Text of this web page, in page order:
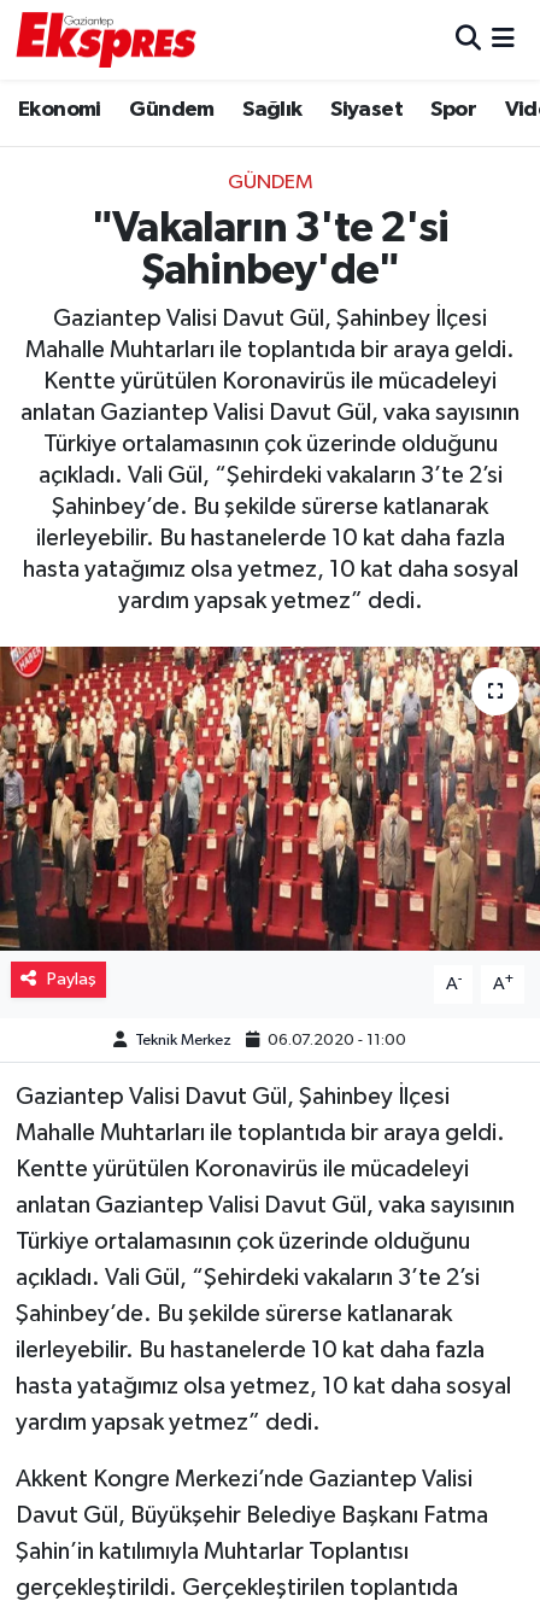
Ekonomi Gündem Sağlık Siyaset Spor
GÜNDEM
"Vakaların 3'te 2'si
Şahinbey'de"
Gaziantep Valisi Davut Gül, Şahinbey İlçesi
Mahalle Muhtarları ile toplantıda bir araya geldi.
Kentte yürütülen Koronavirüs ile mücadeleyi
anlatan Gaziantep Valisi Davut Gül, vaka sayısının
Türkiye ortalamasının çok üzerinde olduğunu
açıkladı. Vali Gül, “Şehirdeki vakaların 3’te 2’si
Şahinbey’de. Bu şekilde sürerse katlanarak
ilerleyebilir. Bu hastanelerde 10 kat daha fazla
hasta yatağımız olsa yetmez, 10 kat daha sosyal
yardım yapsak yetmez” dedi.
Paylaş A- A+
Teknik Merkez 06.07.2020 - 11:00
Gaziantep Valisi Davut Gül, Şahinbey İlçesi
Mahalle Muhtarları ile toplantıda bir araya geldi.
Kentte yürütülen Koronavirüs ile mücadeleyi
anlatan Gaziantep Valisi Davut Gül, vaka sayısının
Türkiye ortalamasının çok üzerinde olduğunu
açıkladı. Vali Gül, “Şehirdeki vakaların 3’te 2’si
Şahinbey’de. Bu şekilde sürerse katlanarak
ilerleyebilir. Bu hastanelerde 10 kat daha fazla
hasta yatağımız olsa yetmez, 10 kat daha sosyal
yardım yapsak yetmez” dedi.
Akkent Kongre Merkezi’nde Gaziantep Valisi
Davut Gül, Büyükşehir Belediye Başkanı Fatma
Şahin’in katılımıyla Muhtarlar Toplantısı
gerçekleştirildi. Gerçekleştirilen toplantıda
Ekonomi
Gaziantep son dakika
Gündem
Haberler
Kültür Sanat
Magazin
Müzik
Piyasa
Resmi İlanlar
Sağlık
Sinemalar
Siyaset
Spor
Video Haber
Yaşam
Yeme-İçme
Yemek
Trafik Durumu
Puan Durumu ve Fikstür
Tüm Manşetler
Son Dakika Haberleri
Haber Arşivi